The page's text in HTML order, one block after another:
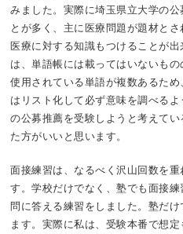
みました。実際に埼玉県立大学の
とが多く、主に医療問題が題材と
医療に対する知識もつけることが
は、単語帳には載ってはいないもの
使用されている単語が複数あるた
はリスト化して必ず意味を調べる
の公募推薦を受験しようと考えて
た方がいいと思います。
面接練習は、なるべく沢山回数を
す。学校だけでなく、塾でも面接
問に答える練習をしました。塾だ
ます。実際に私は、受験本番で想